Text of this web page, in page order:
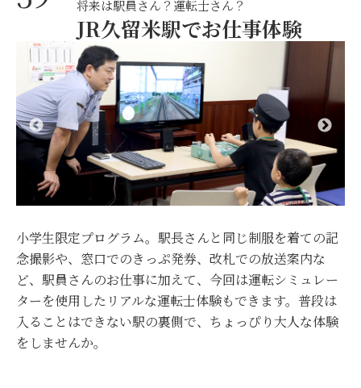
将来は駅員さん？運転士さん？
JR久留米駅でお仕事体験
小学生限定プログラム。駅長さんと同じ制服を着ての記
念撮影や、窓口でのきっぷ発券、改札での放送案内な
ど、駅員さんのお仕事に加えて、今回は運転シミュレー
ターを使用したリアルな運転士体験もできます。普段は
入ることはできない駅の裏側で、ちょっぴり大人な体験
をしませんか。